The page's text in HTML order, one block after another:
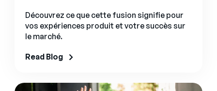
Découvrez ce que cette fusion signifie pour
vos expériences produit et votre succès sur
le marché.
Read Blog